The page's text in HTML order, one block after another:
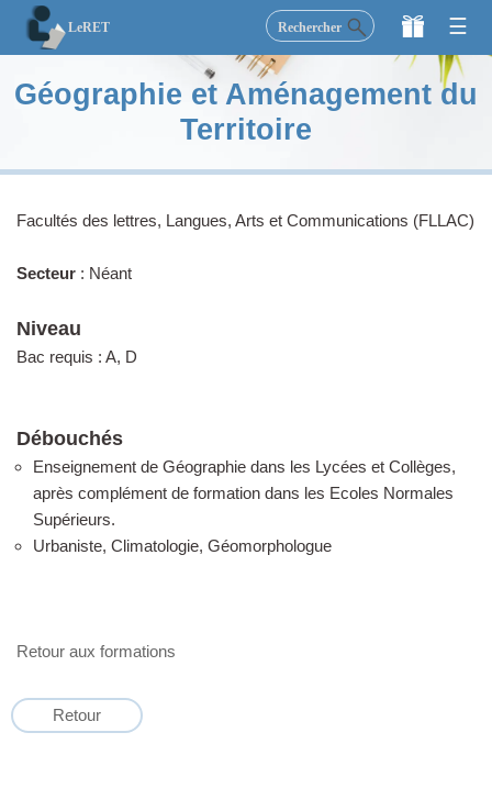
LeRET Rechercher ☰
LeRET ×
Secondaire
Etudiez
Géographie et Aménagement du
Territoire
Facultés des lettres, Langues, Arts et Communications (FLLAC)
Secteur : Néant
Niveau
Bac requis : A, D
Débouchés
Enseignement de Géographie dans les Lycées et Collèges,
après complément de formation dans les Ecoles Normales
Supérieurs.
Urbaniste, Climatologie, Géomorphologue
Retour aux formations
Retour